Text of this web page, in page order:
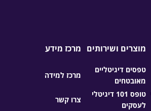
מוצרים ושירותים
טפסים דיגיטליים
מאובטחים
טופס 101 דיגיטלי
לעסקים
מרכז מידע
מרכז למידה
צרו קשר